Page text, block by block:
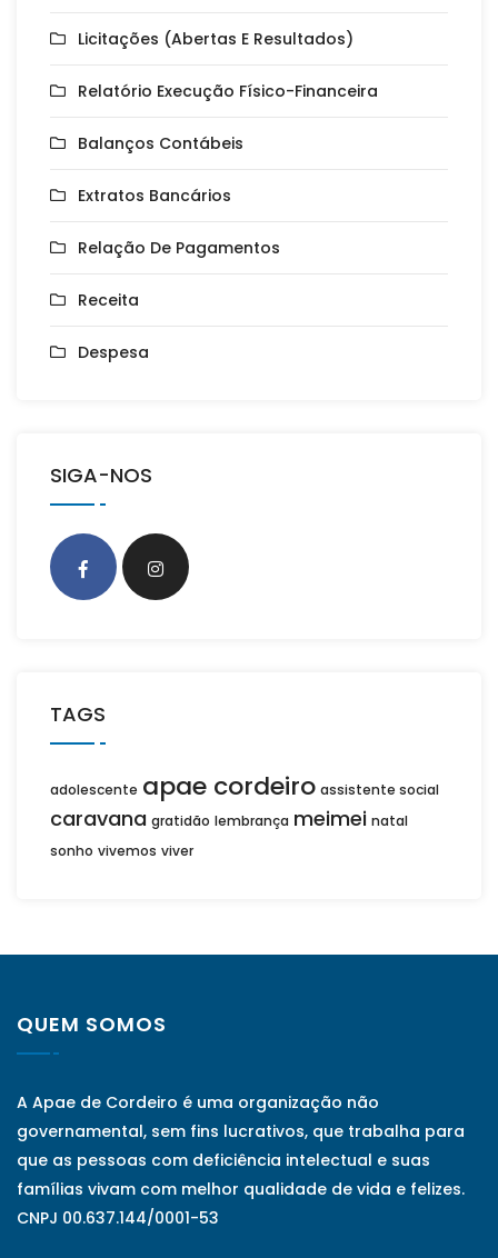
Licitações (Abertas E Resultados)
Relatório Execução Físico-Financeira
Balanços Contábeis
Extratos Bancários
Relação De Pagamentos
Receita
Despesa
SIGA-NOS
TAGS
adolescente apae cordeiro assistente social
caravana gratidão lembrança meimei natal
sonho vivemos viver
QUEM SOMOS
A Apae de Cordeiro é uma organização não
governamental, sem fins lucrativos, que trabalha para
que as pessoas com deficiência intelectual e suas
famílias vivam com melhor qualidade de vida e felizes.
CNPJ 00.637.144/0001-53